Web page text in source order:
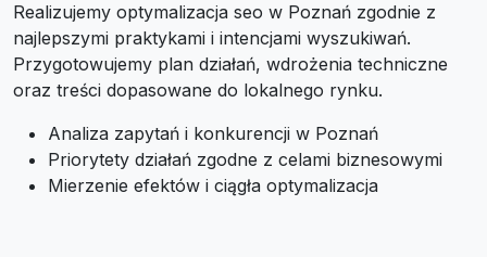
Realizujemy optymalizacja seo w Poznań zgodnie z
najlepszymi praktykami i intencjami wyszukiwań.
Przygotowujemy plan działań, wdrożenia techniczne
oraz treści dopasowane do lokalnego rynku.
Analiza zapytań i konkurencji w Poznań
Priorytety działań zgodne z celami biznesowymi
Mierzenie efektów i ciągła optymalizacja